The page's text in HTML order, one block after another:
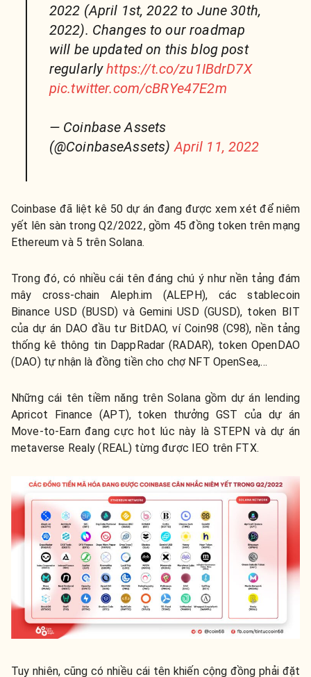
2022 (April 1st, 2022 to June 30th,
2022). Changes to our roadmap
will be updated on this blog post
regularlyhttps://t.co/zu1IBdrD7X
pic.twitter.com/cBRYe47E2m
— Coinbase Assets
(@CoinbaseAssets)April 11, 2022
Coinbase đã liệt kê 50 dự án đang được xem xét để niêm
yết lên sàn trong Q2/2022, gồm 45 đồng token trên mạng
Ethereum và 5 trên Solana.
Trong đó, có nhiều cái tên đáng chú ý như nền tảng đám
mây cross-chain Aleph.im (ALEPH), các stablecoin
Binance USD (BUSD) và Gemini USD (GUSD), token BIT
của dự án DAO đầu tư BitDAO, ví Coin98 (C98), nền tảng
thống kê thông tin DappRadar (RADAR), token OpenDAO
(DAO) tự nhận là đồng tiền cho chợ NFT OpenSea,…
Những cái tên tiềm năng trên Solana gồm dự án lending
Apricot Finance (APT), token thưởng GST của dự án
Move-to-Earn đang cực hot lúc này là STEPN và dự án
metaverse Realy (REAL) từng được IEO trên FTX.
Tuy nhiên, cũng có nhiều cái tên khiến cộng đồng phải đặt